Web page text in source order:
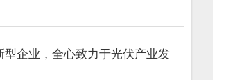
企业，全心致力于光伏产业发